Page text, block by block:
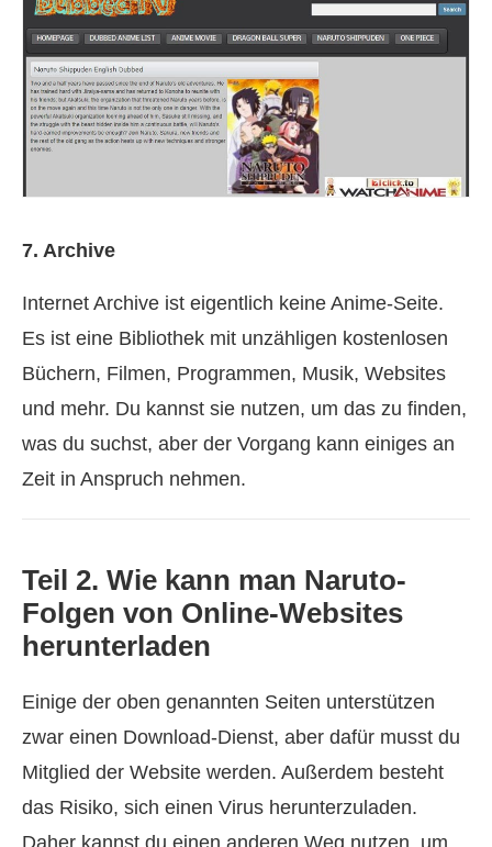
7. Archive
Internet Archive ist eigentlich keine Anime-Seite.
Es ist eine Bibliothek mit unzähligen kostenlosen
Büchern, Filmen, Programmen, Musik, Websites
und mehr. Du kannst sie nutzen, um das zu finden,
was du suchst, aber der Vorgang kann einiges an
Zeit in Anspruch nehmen.
Teil 2. Wie kann man Naruto-
Folgen von Online-Websites
herunterladen
Einige der oben genannten Seiten unterstützen
zwar einen Download-Dienst, aber dafür musst du
Mitglied der Website werden. Außerdem besteht
das Risiko, sich einen Virus herunterzuladen.